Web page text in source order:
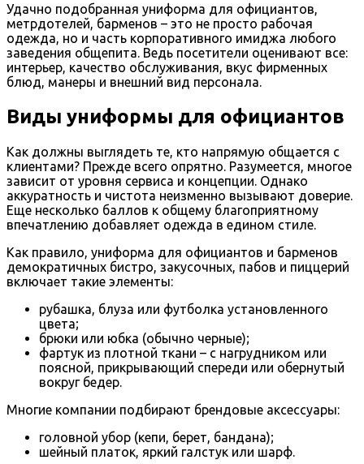
Удачно подобранная униформа для официантов,
метрдотелей, барменов – это не просто рабочая
одежда, но и часть корпоративного имиджа любого
заведения общепита. Ведь посетители оценивают все:
интерьер, качество обслуживания, вкус фирменных
блюд, манеры и внешний вид персонала.
Виды униформы для официантов
Как должны выглядеть те, кто напрямую общается с
клиентами? Прежде всего опрятно. Разумеется, многое
зависит от уровня сервиса и концепции. Однако
аккуратность и чистота неизменно вызывают доверие.
Еще несколько баллов к общему благоприятному
впечатлению добавляет одежда в едином стиле.
Как правило, униформа для официантов и барменов
демократичных бистро, закусочных, пабов и пиццерий
включает такие элементы:
рубашка, блуза или футболка установленного
цвета;
брюки или юбка (обычно черные);
фартук из плотной ткани – с нагрудником или
поясной, прикрывающий спереди или обернутый
вокруг бедер.
Многие компании подбирают брендовые аксессуары:
головной убор (кепи, берет, бандана);
шейный платок, яркий галстук или шарф.